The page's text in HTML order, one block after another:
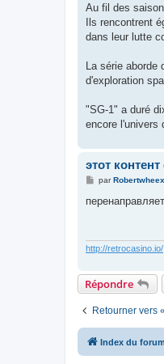
Au fil des
Ils rencontrent
dans leur lutte
La série aborde
d'exploration
"SG-1" a duré
encore l'univers
этот
M
s
s
parRobertwheex
http://retrocasino.io/
Répondre
Retourner vers
Index du forum